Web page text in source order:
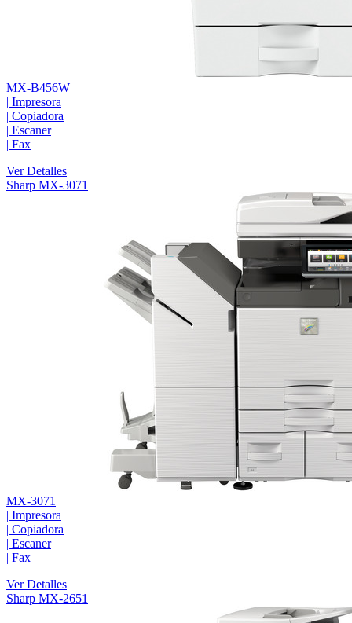
MX-B456W
| Impresora
| Copiadora
| Escaner
| Fax
Ver Detalles
Sharp MX-3071
MX-3071
| Impresora
| Copiadora
| Escaner
| Fax
Ver Detalles
Sharp MX-2651